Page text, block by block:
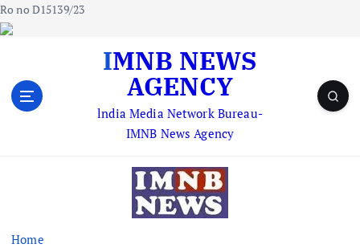
Ro no D15139/23
IMNB NEWS
AGENCY
lndia Media Network Bureau-
IMNB News Agency
Home